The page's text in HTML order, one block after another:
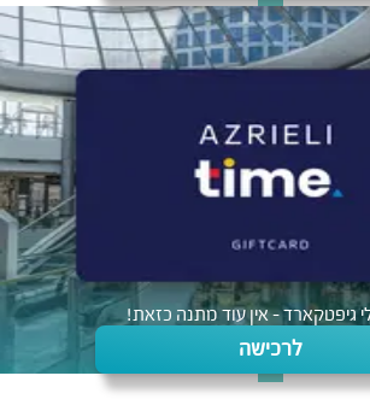
גיפטקארד - אין עוד מתנה כזאת!
לרכישה